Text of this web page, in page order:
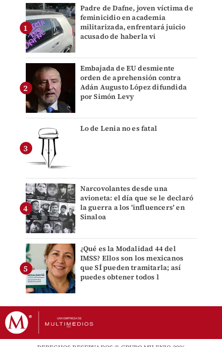
Padre de Dafne, joven víctima de
feminicidio en academia
militarizada, enfrentará juicio
acusado de haberla vi
Embajada de EU desmiente
orden de aprehensión contra
Adán Augusto López difundida
por Simón Levy
Lo de Lenia no es fatal
Narcovolantes desde una
avioneta: el día que se le declaró
la guerra a los 'influencers' en
Sinaloa
¿Qué es la Modalidad 44 del
IMSS? Ellos son los mexicanos
que SÍ pueden tramitarla; así
puedes obtener todos l